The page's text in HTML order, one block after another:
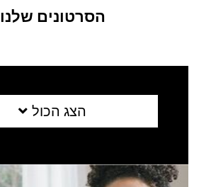
הסרטונים שלנו
הצג הכול